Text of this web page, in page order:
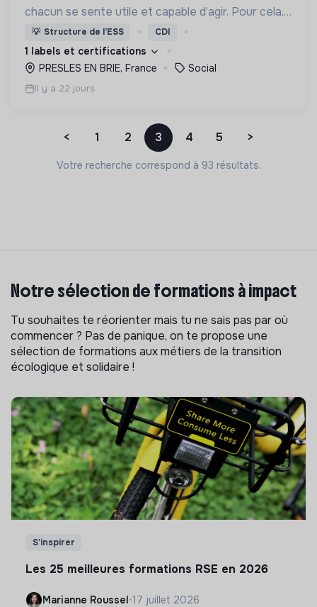
chacun se sente utile et capable d’agir. Pour cela,
nous proposons des moyens et des lieux
d’engagement innovants et adaptés à tous.
💡 Structure de l’ESS CDI
1 labels et certifications
PRESLES EN BRIE, France
Social
Il y a 22 jours
< 1 2 3 4 5 >
Votre recherche correspond à 93 résultats.
Notre sélection de formations à impact
Tu souhaites te réorienter mais tu ne sais pas par où
commencer ? Pas de panique, on te propose une
sélection de formations aux métiers de la transition
écologique et solidaire !
S'inspirer
Les 25 meilleures formations RSE en 2026
Marianne Roussel•17 juillet 2026